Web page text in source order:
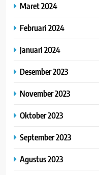
Maret 2024
Februari 2024
Januari 2024
Desember 2023
November 2023
Oktober 2023
September 2023
Agustus 2023